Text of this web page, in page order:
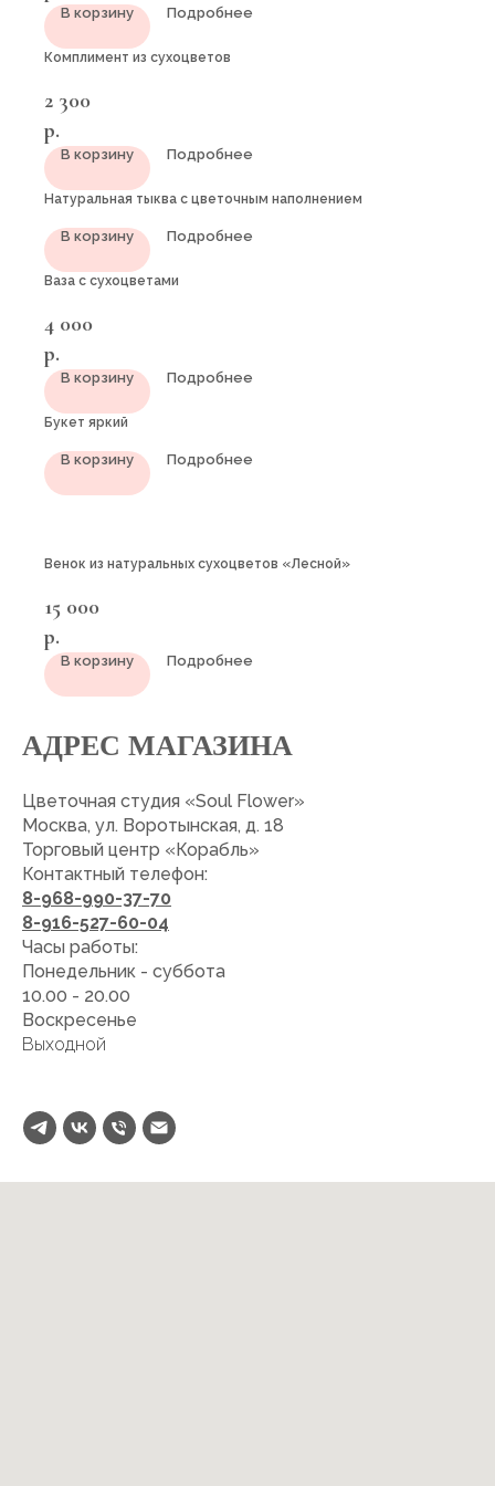
В корзину Подробнее
Комплимент из сухоцветов
2 300
р.
В корзину Подробнее
Натуральная тыква с цветочным наполнением
В корзину Подробнее
Ваза с сухоцветами
4 000
р.
В корзину Подробнее
Букет яркий
В корзину Подробнее
Венок из натуральных сухоцветов «Лесной»
15 000
р.
В корзину Подробнее
АДРЕС МАГАЗИНА
Цветочная студия «Soul Flower»
Москва, ул. Воротынская, д. 18
Торговый центр «Корабль»
Контактный телефон:
8-968-990-37-70
8-916-527-60-04
Часы работы:
Понедельник - суббота
10.00 - 20.00
Воскресенье
Выходной